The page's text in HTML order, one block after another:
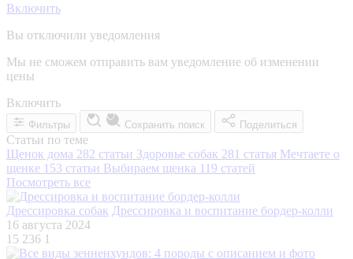
Включить
Вы отключили уведомления
Мы не сможем отправить вам уведомление об изменении
цены
Включить
Фильтры Сохранить поиск Поделиться
Статьи по теме
Щенок дома 282 статьи Здоровье собак 281 статья Мечтаете о
щенке 153 статьи Выбираем щенка 119 статей
Посмотреть все
Дрессировка собак Дрессировка и воспитание бордер-колли
16 августа 2024
15 236 1